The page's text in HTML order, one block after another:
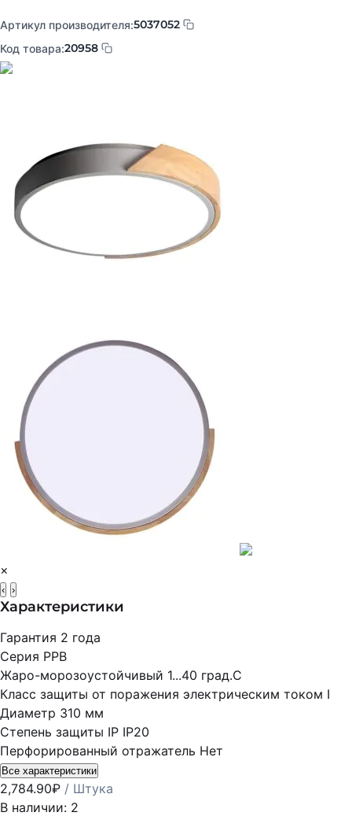
Артикул производителя:5037052
Код товара:20958
×
‹ ›
Характеристики
Гарантия 2 года
Серия PPB
Жаро-морозоустойчивый 1...40 град.C
Класс защиты от поражения электрическим током I
Диаметр 310 мм
Степень защиты IP IP20
Перфорированный отражатель Нет
Все характеристики
2,784.90₽ / Штука
В наличии: 2